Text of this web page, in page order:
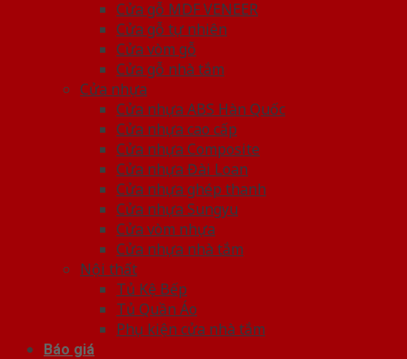
Cửa gỗ MDF VENEER
Cửa gỗ tự nhiên
Cửa vòm gỗ
Cửa gỗ nhà tắm
Cửa nhựa
Cửa nhựa ABS Hàn Quốc
Cửa nhựa cao cấp
Cửa nhựa Composite
Cửa nhựa Đài Loan
Cửa nhựa ghép thanh
Cửa nhựa Sungyu
Cửa vòm nhựa
Cửa nhựa nhà tắm
Nội thất
Tủ Kệ Bếp
Tủ Quần Áo
Phụ kiện cửa nhà tắm
Báo giá